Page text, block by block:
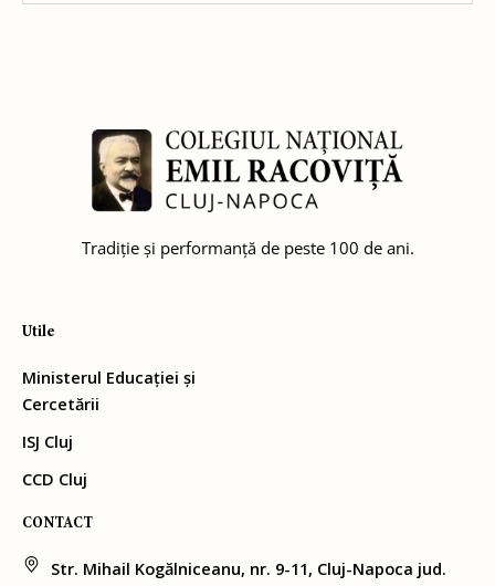
Tradiție și performanță de peste 100 de ani.
Utile
Ministerul Educației și
Cercetării
ISJ Cluj
CCD Cluj
CONTACT
Str. Mihail Kogălniceanu, nr. 9-11, Cluj-Napoca jud.